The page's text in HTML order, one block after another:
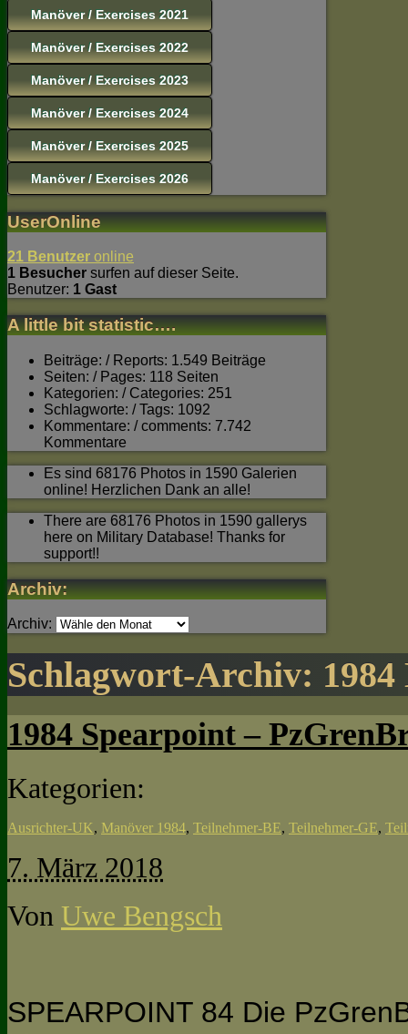
Manöver / Exercises 2021
Manöver / Exercises 2022
Manöver / Exercises 2023
Manöver / Exercises 2024
Manöver / Exercises 2025
Manöver / Exercises 2026
UserOnline
21 Benutzer online
1 Besucher surfen auf dieser Seite.
Benutzer: 1 Gast
A little bit statistic….
Beiträge: / Reports: 1.549 Beiträge
Seiten: / Pages: 118 Seiten
Kategorien: / Categories: 251
Schlagworte: / Tags: 1092
Kommentare: / comments: 7.742
Kommentare
Es sind 68176 Photos in 1590 Galerien
online! Herzlichen Dank an alle!
There are 68176 Photos in 1590 gallerys
here on Military Database! Thanks for
support!!
Archiv:
Archiv:
Schlagwort-Archiv:
1984 Spearpoint –
Kategorien:
Ausrichter-UK, Manöver 1984, Teilnehmer-BE, Teilnehmer-GE,
7. März 2018
Von Uwe Bengsch
SPEARPOINT 84 Die